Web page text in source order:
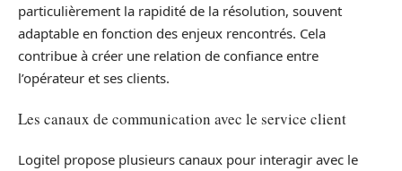
particulièrement la rapidité de la résolution, souvent
adaptable en fonction des enjeux rencontrés. Cela
contribue à créer une relation de confiance entre
l’opérateur et ses clients.
Les canaux de communication avec le service client
Logitel propose plusieurs canaux pour interagir avec le